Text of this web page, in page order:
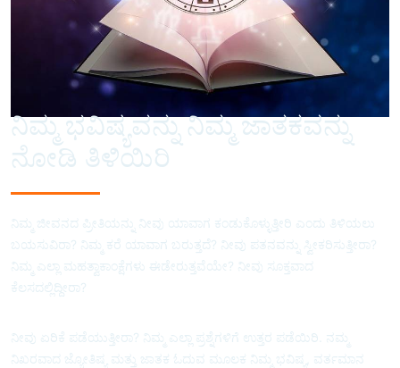
ನಿಮ್ಮ ಭವಿಷ್ಯವನ್ನು ನಿಮ್ಮ ಜಾತಕವನ್ನು
ನೋಡಿ ತಿಳಿಯಿರಿ
ನಿಮ್ಮ ಜೀವನದ ಪ್ರೀತಿಯನ್ನು ನೀವು ಯಾವಾಗ ಕಂಡುಕೊಳ್ಳುತ್ತೀರಿ ಎಂದು ತಿಳಿಯಲು
ಬಯಸುವಿರಾ? ನಿಮ್ಮ ಕರೆ ಯಾವಾಗ ಬರುತ್ತದೆ? ನೀವು ಪತನವನ್ನು ಸ್ವೀಕರಿಸುತ್ತೀರಾ?
ನಿಮ್ಮ ಎಲ್ಲಾ ಮಹತ್ವಾಕಾಂಕ್ಷೆಗಳು ಈಡೇರುತ್ತವೆಯೇ? ನೀವು ಸೂಕ್ತವಾದ
ಕೆಲಸದಲ್ಲಿದ್ದೀರಾ?
ನೀವು ಏರಿಕೆ ಪಡೆಯುತ್ತೀರಾ? ನಿಮ್ಮ ಎಲ್ಲಾ ಪ್ರಶ್ನೆಗಳಿಗೆ ಉತ್ತರ ಪಡೆಯಿರಿ. ನಮ್ಮ
ನಿಖರವಾದ ಜ್ಯೋತಿಷ್ಯ ಮತ್ತು ಜಾತಕ ಓದುವ ಮೂಲಕ ನಿಮ್ಮ ಭವಿಷ್ಯ, ವರ್ತಮಾನ